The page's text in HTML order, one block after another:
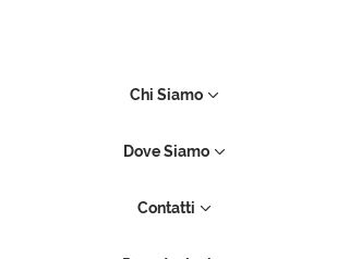
Chi Siamo
Dove Siamo
Contatti